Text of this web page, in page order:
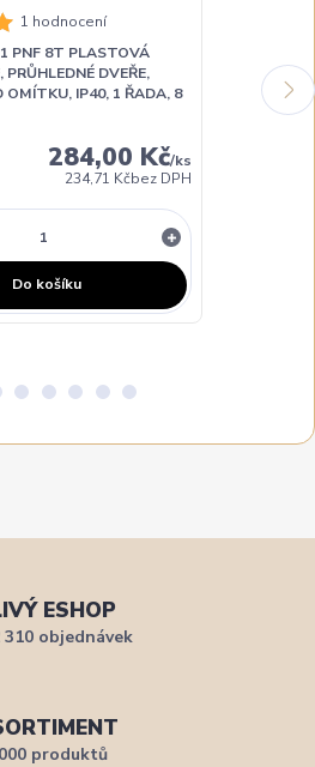
1 hodnocení
PNF 8T PLASTOVÁ
DVEŘE,
OMÍTKU, IP40, 1 ŘADA, 8
284,00 Kč/ks
234,71 Kčbez DPH
Do košíku
MONTÁŽ
MODULŮ
ESHOP
310 objednávek
produktů